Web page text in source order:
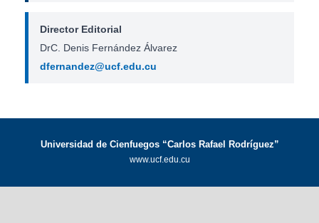
Director Editorial
DrC. Denis Fernández Álvarez
dfernandez@ucf.edu.cu
Universidad de Cienfuegos “Carlos Rafael Rodríguez”
www.ucf.edu.cu